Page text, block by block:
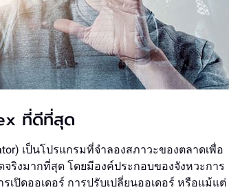
ที่ดีที่สุด
เป็นโปรแกรมที่จำลองสภาวะของตลาดเพื่อ
ริงมากที่สุด โดยมีองค์ประกอบของจังหวะการ
ปิดออเดอร์ การปรับเปลี่ยนออเดอร์ หรือแม้แต่